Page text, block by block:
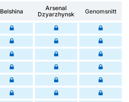
Belshina
Arsenal
Dzyarzhynsk
Genomsnitt